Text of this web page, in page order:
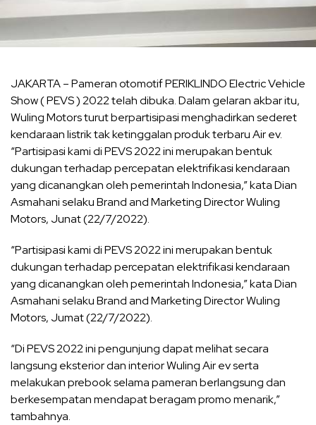
JAKARTA – Pameran otomotif PERIKLINDO Electric Vehicle
Show ( PEVS ) 2022 telah dibuka. Dalam gelaran akbar itu,
Wuling Motors turut berpartisipasi menghadirkan sederet
kendaraan listrik tak ketinggalan produk terbaru Air ev.
“Partisipasi kami di PEVS 2022 ini merupakan bentuk
dukungan terhadap percepatan elektrifikasi kendaraan
yang dicanangkan oleh pemerintah Indonesia,” kata Dian
Asmahani selaku Brand and Marketing Director Wuling
Motors, Junat (22/7/2022).
“Partisipasi kami di PEVS 2022 ini merupakan bentuk
dukungan terhadap percepatan elektrifikasi kendaraan
yang dicanangkan oleh pemerintah Indonesia,” kata Dian
Asmahani selaku Brand and Marketing Director Wuling
Motors, Jumat (22/7/2022).
“Di PEVS 2022 ini pengunjung dapat melihat secara
langsung eksterior dan interior Wuling Air ev serta
melakukan prebook selama pameran berlangsung dan
berkesempatan mendapat beragam promo menarik,”
tambahnya.